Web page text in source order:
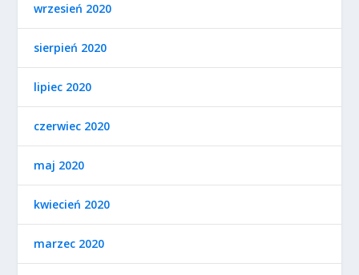
wrzesień 2020
sierpień 2020
lipiec 2020
czerwiec 2020
maj 2020
kwiecień 2020
marzec 2020